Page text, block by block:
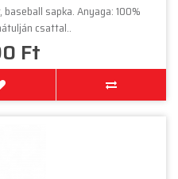
sapka. Anyaga: 100%
csattal..
Ft